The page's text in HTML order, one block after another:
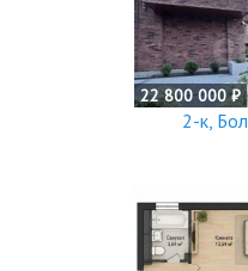
22 800 000 ₽
2-к,